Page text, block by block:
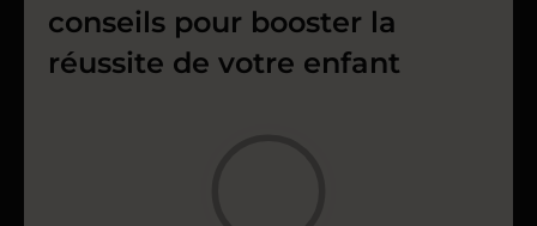
conseils pour booster la
réussite de votre enfant